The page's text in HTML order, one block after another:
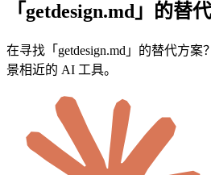
「getdesign.md」的替
在寻找「getdesign.md」的替代方
景相近的 AI 工具。